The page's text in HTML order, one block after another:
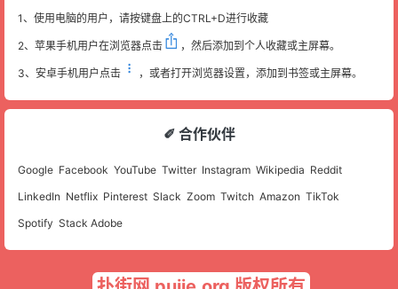
1、使用电脑的用户，请按键盘上的CTRL+D进行收藏
2、苹果手机用户在浏览器点击 ，然后添加到个人收藏或主屏幕。
3、安卓手机用户点击 ，或者打开浏览器设置，添加到书签或主屏幕。
✐ 合作伙伴
Google Facebook YouTube Twitter Instagram Wikipedia Reddit
LinkedIn Netflix Pinterest Slack Zoom Twitch Amazon TikTok
Spotify Stack Adobe